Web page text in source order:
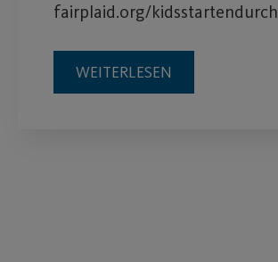
fairplaid.org/kidsstartendurch
WEITERLESEN